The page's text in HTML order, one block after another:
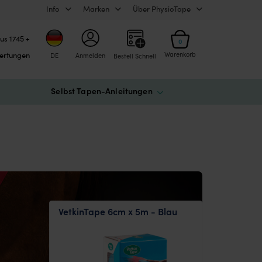
Info Marken Über PhysioTape
1745 +
DE Anmelden Bestell Schnell
0
Warenkorb
Selbst Tapen-Anleitungen
VetkinTape 6cm x 5m - Blau